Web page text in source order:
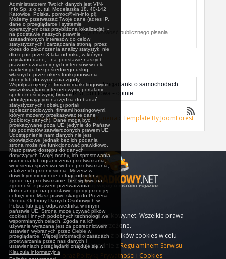
Administratorem Twoich danych jest VIN-
Info Sp. z o.o. (ul. Modelarska 18, 40-142
Katowice, Polska, pomoc@vin-info.pl).
Możemy przetwarzać Twoje dane (adres IP,
dane o przeglądarce i systemie
operacyjnym oraz przybliżona lokalizacja): -
na podstawie naszych prawnie
uzasadnionych interesów do celów
statystycznych i zarządzania stroną, przez
okres do zakończenia analizy statystyk, nie
dłużej niż przez 3 lata od roku, w którym
uzyskano dane; - na podstawie naszych
prawnie uzasadnionych interesów w celu
marketingu bezpośredniego usług
własnych, przez okres funkcjonowania
strony lub do wycofania zgody.
Współpracujemy z: firmami marketingowymi,
wyszukiwarkami internetowymi, portalami
społecznościowymi, firmami
udostępniającymi narzędzia do badań
statystycznych i obsługi portali
społecznościowych, firmami hostingowymi,
którym możemy przekazywać te dane
(odbiorcy danych). Dane mogą być
przekazywane poza UE, jedynie do Państw
lub podmiotów zatwierdzonych prawem UE.
Udostępnienie nam danych nie jest
obowiązkowe, jednak bez ich podania
strona może nie funkcjonować prawidłowo.
Masz prawo dostępu do danych
dotyczących Twojej osoby, ich sprostowania,
usunięcia lub ograniczenia przetwarzania,
wniesienia sprzeciwu wobec przetwarzania,
a także ich przeniesienia. Możesz w
dowolnym momencie cofnąć udzieloną
zgodę na przetwarzanie, bez wpływu na
zgodność z prawem przetwarzania
dokonanego na podstawie zgody przed jej
cofnięciem. Masz prawo skargi do Prezesa
Urzędu Ochrony Danych Osobowych w
Polsce lub jego odpowiednika w innym
państwie UE. Strona może używać plików
cookies i innych podobnych technologii we
wspomnianych celach. Zgoda na ich
używanie wyrażana jest za pośrednictwem
ustawień wybranych przez Ciebie w
przeglądarce. Więcej informacji o zasadach
przetwarzania przez nas danych i
ustawieniach przeglądarki znajduje się w
Klauzula informacyjna
Administrator wyłączył możliwość publicznego pisania
postów.
Forum Warsztat
Pogadanki o samochodach
Ceed I 1.6 CRDi, poliftowa - opinie.
Zasilane przezForum Kunena Template By JoomForest
© 2010-2019 Bezwypadkowy.net. Wszelkie prawa
zastrzeżone.
Nasz serwis korzysta z plików cookies w celu
realizacji usług i zgodnie z
Regulaminem Serwisu
oraz Polityką Prywatności i Cookies.